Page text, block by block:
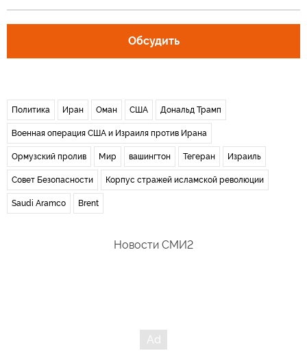
Обсудить
Политика Иран Оман США Дональд Трамп
Военная операция США и Израиля против Ирана
Ормузский пролив Мир вашингтон Тегеран Израиль
Совет Безопасности Корпус стражей исламской революции
Saudi Aramco Brent
Новости СМИ2